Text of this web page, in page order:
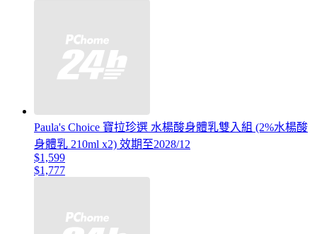
Paula's Choice 寶拉珍選 水楊酸身體乳雙入組 (2%水楊酸
身體乳 210ml x2) 效期至2028/12
$1,599
$1,777